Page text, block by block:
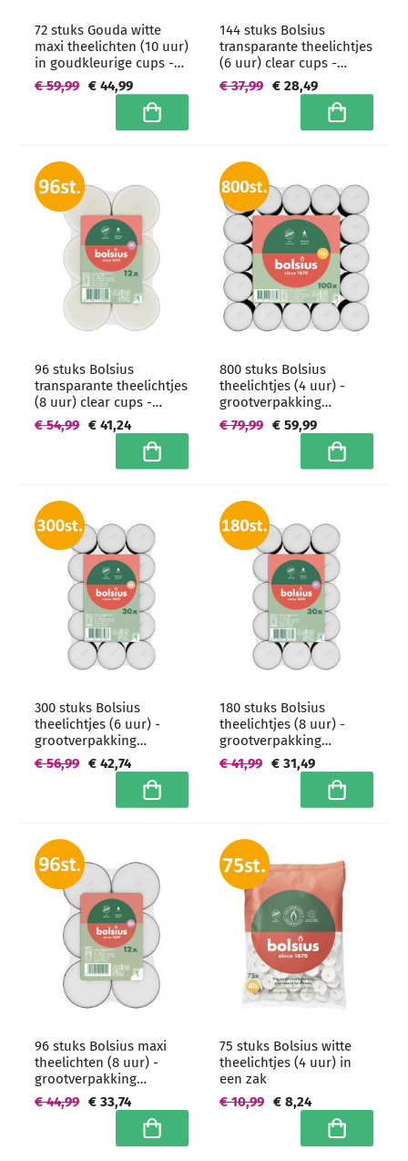
72 stuks Gouda witte
maxi theelichten (10 uur)
in goudkleurige cups -
grootverpakking
€ 44,99
€ 59,99
In winkelwagen
144 stuks Bolsius
transparante theelichtjes
(6 uur) clear cups -
grootverpakking
brickpack
€ 28,49
€ 37,99
In
96 stuks Bolsius
transparante theelichtjes
(8 uur) clear cups -
grootverpakking
brickpack
€ 41,24
€ 54,99
In winkelwagen
800 stuks Bolsius
theelichtjes (4 uur) -
grootverpakking
brickpack€ 59,99
€ 79,99
In
300 stuks Bolsius
theelichtjes (6 uur) -
grootverpakking
brickpack€ 42,74
€ 56,99
In winkelwagen
180 stuks Bolsius
theelichtjes (8 uur) -
grootverpakking
brickpack€ 31,49
€ 41,99
In
96 stuks Bolsius maxi
theelichten (8 uur) -
grootverpakking
brickpack€ 33,74
€ 44,99
In winkelwagen
75 stuks Bolsius witte
theelichtjes (4 uur) in
een zak
€ 8,24
€ 10,99
In